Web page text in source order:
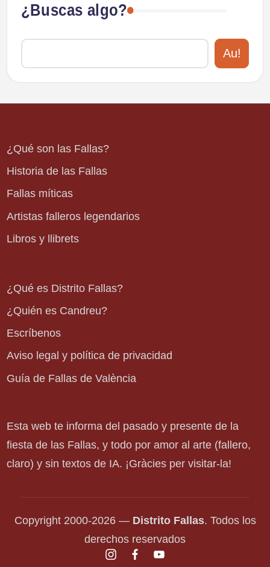
¿Buscas algo?
Au!
¿Qué son las Fallas?
Historia de las Fallas
Fallas míticas
Artistas falleros legendarios
Libros y llibrets
¿Qué es Distrito Fallas?
¿Quién es Candreu?
Escríbenos
Aviso legal y política de privacidad
Guía de Fallas de València
Esta web te informa del pasado y presente de la
fiesta de las Fallas, y todo por amor al arte (fallero,
claro) y sin textos de IA. ¡Gràcies per visitar-la!
Copyright 2000-2026 — Distrito Fallas. Todos los
derechos reservados
instagram.com
facebook.com
youtube.com